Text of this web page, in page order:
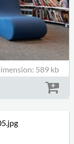
589 kb